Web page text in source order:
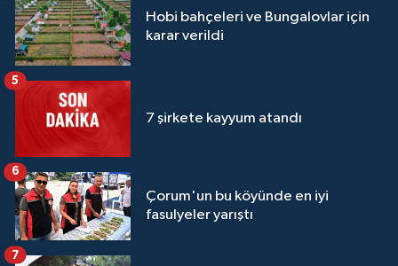
Hobi bahçeleri ve Bungalovlar için
karar verildi
7 şirkete kayyum atandı
5
Çorum'un bu köyünde en iyi
fasulyeler yarıştı
6
7